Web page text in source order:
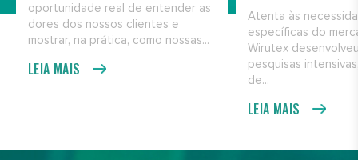
oportunidade real de entender as
dores dos nossos clientes e
mostrar, na prática, como nossas...
LEIA MAIS
Atenta às
específicas do
Wirutex
pesquisas
de...
LEIA MAIS